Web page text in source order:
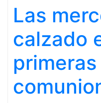
Las
calzado
primeras